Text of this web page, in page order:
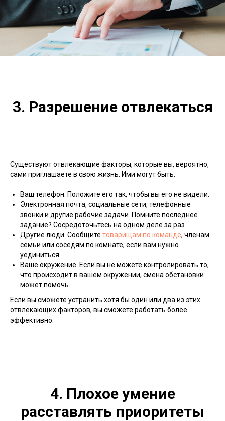
3. Разрешение отвлекаться
Существуют отвлекающие факторы, которые вы, вероятно,
сами приглашаете в свою жизнь. Ими могут быть:
Ваш телефон. Положите его так, чтобы вы его не видели.
Электронная почта, социальные сети, телефонные
звонки и другие рабочие задачи. Помните последнее
задание? Сосредоточьтесь на одном деле за раз.
Другие люди. Сообщите товарищам по команде, членам
семьи или соседям по комнате, если вам нужно
уединиться.
Ваше окружение. Если вы не можете контролировать то,
что происходит в вашем окружении, смена обстановки
может помочь.
Если вы сможете устранить хотя бы один или два из этих
отвлекающих факторов, вы сможете работать более
эффективно.
4. Плохое умение
расставлять приоритеты